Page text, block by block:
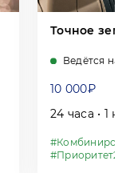
Точное
Ведётся
10 000₽
24 часа • 1